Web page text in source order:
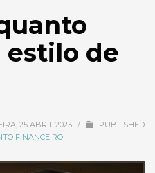
estilo de
25 ABRIL 2025 /
PUBLISHED
FINANCEIRO